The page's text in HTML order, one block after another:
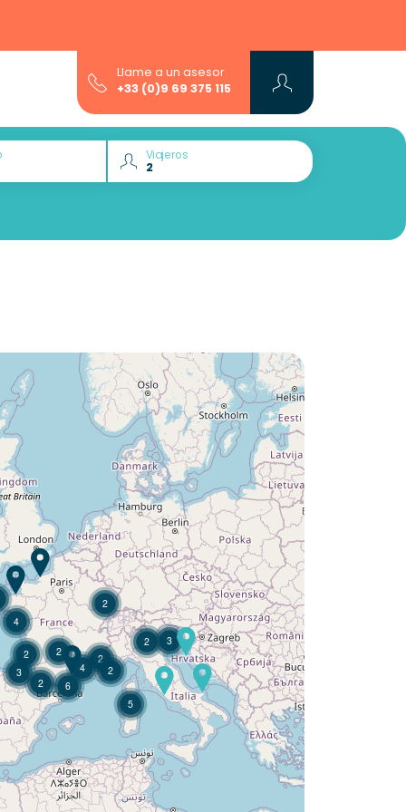
Llame a un asesor
+33 (0)9 69 375 115
Viajeros
¿Quiere descubrir :
Camping Fontaine Vieille ?
Descubra
2
4
3
2
4
2
2
2 3
2 6
2
5